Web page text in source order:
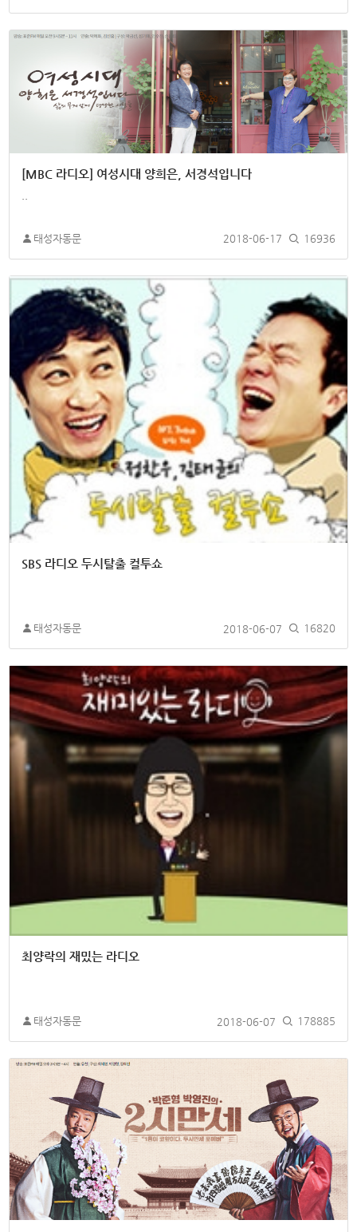
[MBC 라디오] 여성시대 양희은, 서경석입니다
태성자동문 2018-06-17 16936
SBS 라디오 두시탈출 컬투쇼
태성자동문 2018-06-07 16820
최양락의 재밌는 라디오
태성자동문 2018-06-07 178885